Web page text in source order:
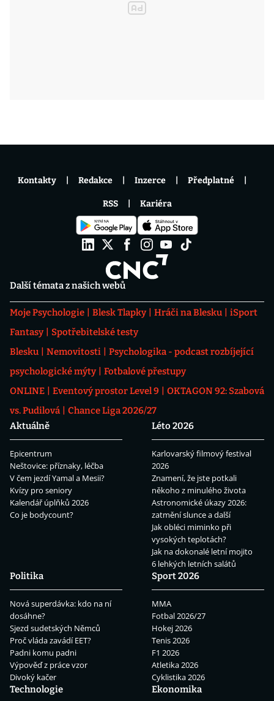
Další témata z našich webů
Moje Psychologie Blesk Tlapky Hráči na Blesku
iSport
Fantasy
Spotřebitelské testy
Blesku
Nemovitosti
Psychologika - podcast rozbíjející
psychologické mýty
Fotbalové přestupy
ONLINE
Eventový prostor Level 9
OKTAGON 92: Szabová
vs. Pudilová
Chance Liga 2026/27
Aktuálně
Epicentrum
Neštovice: příznaky, léčba
V čem jezdí Yamal a Mesii?
Kvízy pro seniory
Kalendář úplňků 2026
Co je bodycount?
Léto 2026
Karlovarský filmový festival
2026
Znamení, že jste potkali
někoho z minulého života
Astronomické úkazy 2026:
zatmění slunce a další
Jak obléci miminko při
vysokých teplotách?
Jak na dokonalé letní mojito
6 lehkých letních salátů
Politika
Nová superdávka: kdo na ní
dosáhne?
Sjezd sudetských Němců
Proč vláda zavádí EET?
Padni komu padni
Výpověď z práce vzor
Divoký kačer
Sport 2026
MMA
Fotbal 2026/27
Hokej 2026
Tenis 2026
F1 2026
Atletika 2026
Cyklistika 2026
Technologie
Ekonomika
Kontakty Redakce Inzerce Předplatné
RSS Kariéra